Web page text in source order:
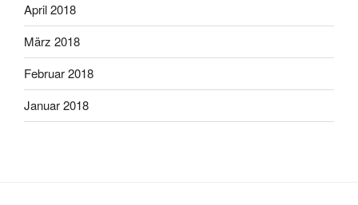
April 2018
März 2018
Februar 2018
Januar 2018